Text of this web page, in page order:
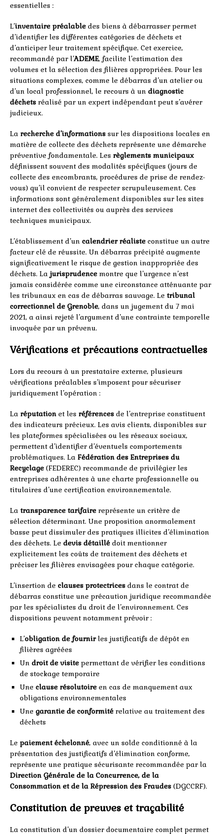
essentielles :
L’inventaire préalable des biens à débarrasser permet
d’identifier les différentes catégories de déchets et
d’anticiper leur traitement spécifique. Cet exercice,
recommandé par l’ADEME, facilite l’estimation des
volumes et la sélection des filières appropriées. Pour les
situations complexes, comme le débarras d’un atelier ou
d’un local professionnel, le recours à un diagnostic
déchets réalisé par un expert indépendant peut s’avérer
judicieux.
La recherche d’informations sur les dispositions locales en
matière de collecte des déchets représente une démarche
préventive fondamentale. Les règlements municipaux
définissent souvent des modalités spécifiques (jours de
collecte des encombrants, procédures de prise de rendez-
vous) qu’il convient de respecter scrupuleusement. Ces
informations sont généralement disponibles sur les sites
internet des collectivités ou auprès des services
techniques municipaux.
L’établissement d’un calendrier réaliste constitue un autre
facteur clé de réussite. Un débarras précipité augmente
significativement le risque de gestion inappropriée des
déchets. La jurisprudence montre que l’urgence n’est
jamais considérée comme une circonstance atténuante par
les tribunaux en cas de débarras sauvage. Le tribunal
correctionnel de Grenoble, dans un jugement du 7 mai
2021, a ainsi rejeté l’argument d’une contrainte temporelle
invoquée par un prévenu.
Vérifications et précautions contractuelles
Lors du recours à un prestataire externe, plusieurs
vérifications préalables s’imposent pour sécuriser
juridiquement l’opération :
La réputation et les références de l’entreprise constituent
des indicateurs précieux. Les avis clients, disponibles sur
les plateformes spécialisées ou les réseaux sociaux,
permettent d’identifier d’éventuels comportements
problématiques. La Fédération des Entreprises du
Recyclage (FEDEREC) recommande de privilégier les
entreprises adhérentes à une charte professionnelle ou
titulaires d’une certification environnementale.
La transparence tarifaire représente un critère de
sélection déterminant. Une proposition anormalement
basse peut dissimuler des pratiques illicites d’élimination
des déchets. Le devis détaillé doit mentionner
explicitement les coûts de traitement des déchets et
préciser les filières envisagées pour chaque catégorie.
L’insertion de clauses protectrices dans le contrat de
débarras constitue une précaution juridique recommandée
par les spécialistes du droit de l’environnement. Ces
dispositions peuvent notamment prévoir :
L’obligation de fournirles justificatifs de dépôt en
filières agréées
Un droit de visite permettant de vérifier les conditions
de stockage temporaire
Une clause résolutoire en cas de manquement aux
obligations environnementales
Une garantie de conformité relative au traitement des
déchets
Le paiement échelonné, avec un solde conditionné à la
présentation des justificatifs d’élimination conforme,
représente une pratique sécurisante recommandée par la
Direction Générale de la Concurrence, de la
Consommation et de la Répression des Fraudes (DGCCRF).
Constitution de preuves et traçabilité
La constitution d’un dossier documentaire complet permet